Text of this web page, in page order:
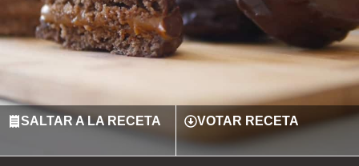
SALTAR A LA RECETA VOTAR RECETA